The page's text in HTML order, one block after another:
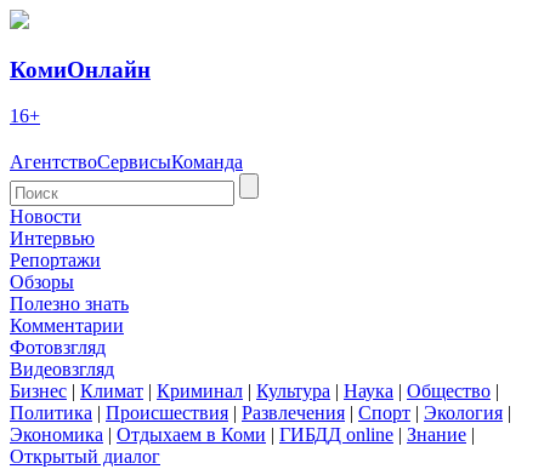
КомиОнлайн
16+
АгентствоСервисыКоманда
Новости
Интервью
Репортажи
Обзоры
Полезно знать
Комментарии
Фотовзгляд
Видеовзгляд
Бизнес | Климат | Криминал | Культура | Наука | Общество |
Политика | Происшествия | Развлечения | Спорт | Экология |
Экономика | Отдыхаем в Коми | ГИБДД online | Знание |
Открытый диалог